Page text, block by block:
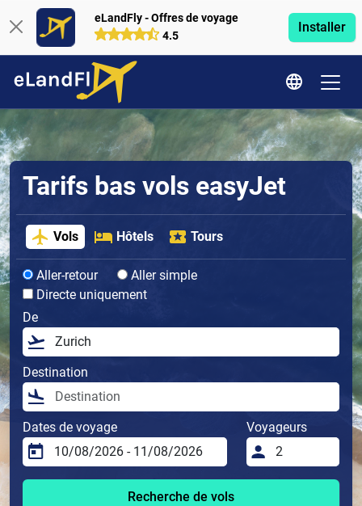
eLandFly - Offres de voyage
4.5
Installer
Tarifs bas vols easyJet
Vols Hôtels Tours
Aller-retour
Aller simple
Directe uniquement
De
Destination
Dates de voyage Voyageurs
Recherche de vols